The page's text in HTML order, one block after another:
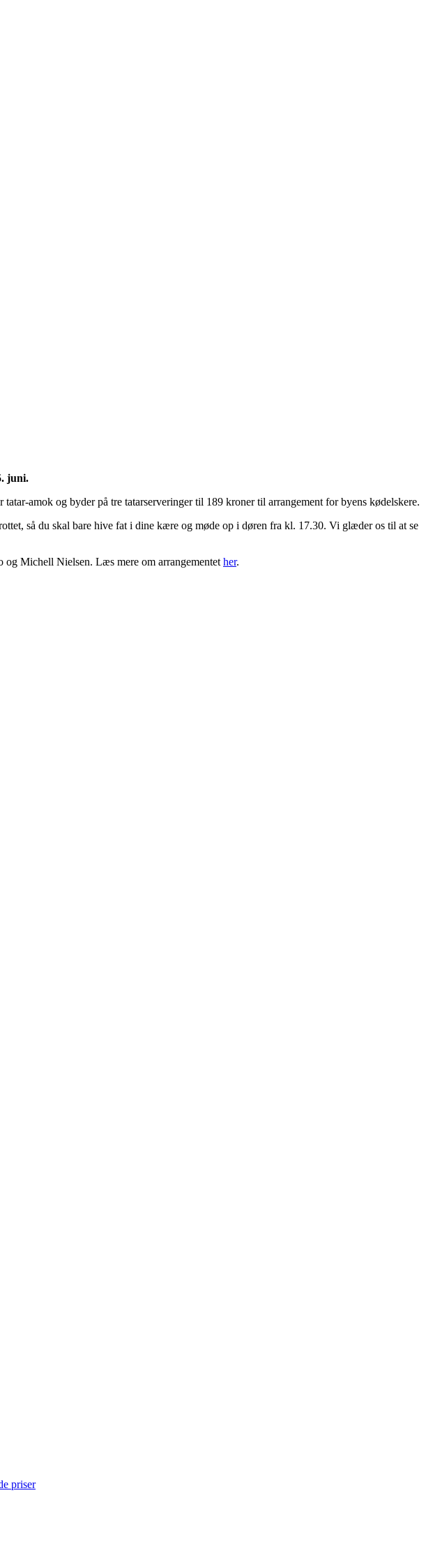
juni.
amok og byder på tre tatarserveringer til 189 kroner til arrangement for byens kødelskere.
så du skal bare hive fat i dine kære og møde op i døren fra kl. 17.30. Vi glæder os til at se
og Michell Nielsen. Læs mere om arrangementether.
priser